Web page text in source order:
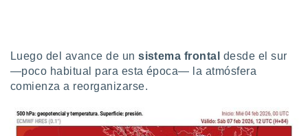
que
sean
el sitio
se
Luego del avance de unsistema frontal desde el sur
—poco habitual para esta época— la atmósfera
comienza a reorganizarse.